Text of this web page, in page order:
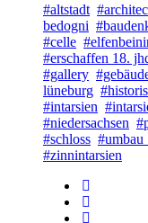
#altstadt
bedogni
#celle
#erschaffen 18.
#gallery
lüneburg
#intarsien
#niedersachsen
#schloss #umbau
#zinnintarsien